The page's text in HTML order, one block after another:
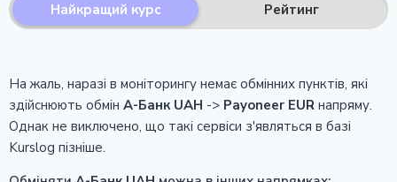
Найкращий курс Рейтинг
На жаль, наразі в моніторингу немає обмінних пунктів, які
здійснюють обмін А-Банк UAH -> Payoneer EUR напряму.
Однак не виключено, що такі сервіси з'являться в базі
Kurslog пізніше.